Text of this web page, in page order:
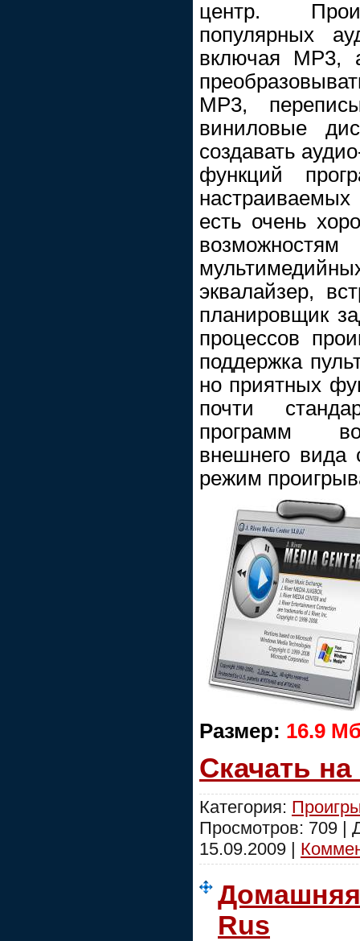
центр.
популярных
включая MP3,
MP3,
виниловые
создавать
функций
настраиваемых
есть очень
эквалайзер,
планировщик
процессов
поддержка
но приятных
почти
программ
внешнего
режим
Размер: 16.9
Скачать
Категория:
Просмотров: 709 |
15.09.2009
Домашняя
Rus